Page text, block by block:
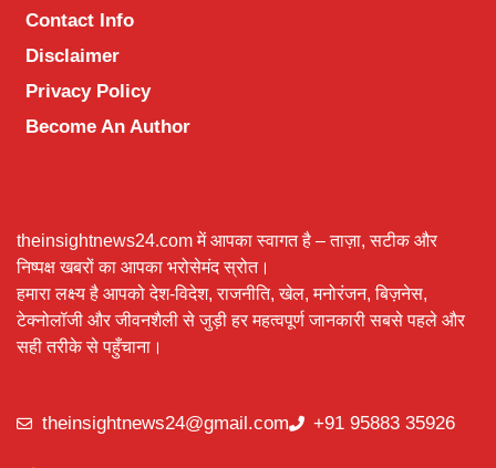
Contact Info
Disclaimer
Privacy Policy
Become An Author
theinsightnews24.com में आपका स्वागत है – ताज़ा, सटीक और
निष्पक्ष खबरों का आपका भरोसेमंद स्रोत।
हमारा लक्ष्य है आपको देश-विदेश, राजनीति, खेल, मनोरंजन, बिज़नेस,
टेक्नोलॉजी और जीवनशैली से जुड़ी हर महत्वपूर्ण जानकारी सबसे पहले और
सही तरीके से पहुँचाना।
theinsightnews24@gmail.com +91 95883 35926